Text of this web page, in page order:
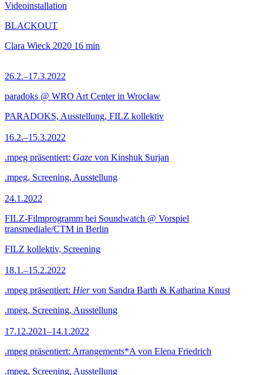
Videoinstallation
BLACKOUT
Clara Wieck 2020 16 min
26.2.–17.3.2022
paradoks @ WRO Art Center in Wrocław
PARADOKS, Ausstellung, FILZ kollektiv
16.2.–15.3.2022
.mpeg präsentiert: Gaze von Kinshuk Surjan
.mpeg, Screening, Ausstellung
24.1.2022
FILZ-Filmprogramm bei Soundwatch @ Vorspiel
transmediale/CTM in Berlin
FILZ kollektiv, Screening
18.1.–15.2.2022
.mpeg präsentiert: Hiervon Sandra Barth & Katharina Knust
.mpeg, Screening, Ausstellung
17.12.2021–14.1.2022
.mpeg präsentiert: Arrangements*A von Elena Friedrich
.mpeg, Screening, Ausstellung